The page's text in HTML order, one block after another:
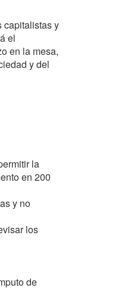
capitalistas y
el
en la mesa,
y del
la
en 200
y no
los
de